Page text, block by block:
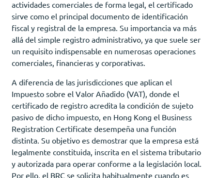
actividades comerciales de forma legal, el certificado
sirve como el principal documento de identificación
fiscal y registral de la empresa. Su importancia va más
allá del simple registro administrativo, ya que suele ser
un requisito indispensable en numerosas operaciones
comerciales, financieras y corporativas.
A diferencia de las jurisdicciones que aplican el
Impuesto sobre el Valor Añadido (VAT), donde el
certificado de registro acredita la condición de sujeto
pasivo de dicho impuesto, en Hong Kong el Business
Registration Certificate desempeña una función
distinta. Su objetivo es demostrar que la empresa está
legalmente constituida, inscrita en el sistema tributario
y autorizada para operar conforme a la legislación local.
Por ello, el BRC se solicita habitualmente cuando es